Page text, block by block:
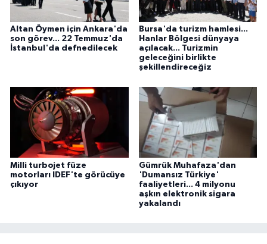
Altan Öymen için Ankara'da
son görev... 22 Temmuz'da
İstanbul'da defnedilecek
Bursa'da turizm hamlesi...
Hanlar Bölgesi dünyaya
açılacak... Turizmin
geleceğini birlikte
şekillendireceğiz
Milli turbojet füze
motorları IDEF'te görücüye
çıkıyor
Gümrük Muhafaza'dan
'Dumansız Türkiye'
faaliyetleri... 4 milyonu
aşkın elektronik sigara
yakalandı